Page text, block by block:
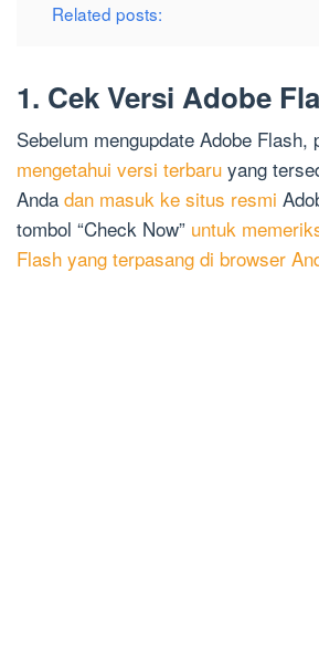
Related posts:
1. Cek Versi Adobe
Sebelum mengupdate Adobe Flash,
mengetahui versi terbaru yang
Anda dan masuk ke situs resmi
tombol “Check Now” untuk
Flash yang terpasang di browser